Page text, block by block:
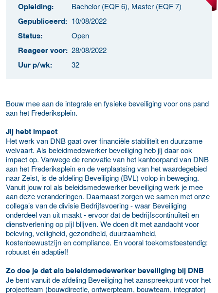
Opleiding: Bachelor (EQF 6), Master (EQF 7)
Gepubliceerd: 10/08/2022
Status: Open
Reageer voor: 28/08/2022
Uur p/wk: 32
Bouw mee aan de integrale en fysieke beveiliging voor ons pand
aan het Frederiksplein.
Jij hebt impact
Het werk van DNB gaat over financiële stabiliteit en duurzame
welvaart. Als beleidmedewerker beveiliging heb jij daar ook
impact op. Vanwege de renovatie van het kantoorpand van DNB
aan het Frederiksplein en de verplaatsing van het waardegebied
naar Zeist, is de afdeling Beveiliging (BVL) volop in beweging.
Vanuit jouw rol als beleidsmedewerker beveiliging werk je mee
aan deze veranderingen. Daarnaast zorgen we samen met onze
collega’s van de divisie Bedrijfsvoering - waar Beveiliging
onderdeel van uit maakt - ervoor dat de bedrijfscontinuïteit en
dienstverlening op pijl blijven. We doen dit met aandacht voor
beleving, veiligheid, gezondheid, duurzaamheid,
kostenbewustzijn en compliance. En vooral toekomstbestendig:
robuust én adaptief!
Zo doe je dat als beleidsmedewerker beveiliging bij DNB
Je bent vanuit de afdeling Beveiliging het aanspreekpunt voor het
projectteam (bouwdirectie, ontwerpteam, bouwteam, integrator)